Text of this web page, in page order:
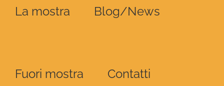
La mostra Blog/News
Fuori mostra Contatti